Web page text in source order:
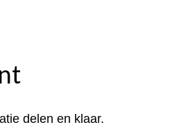
delen en klaar.